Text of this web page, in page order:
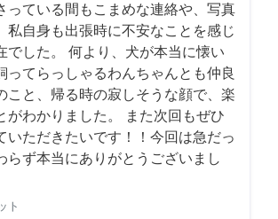
っている間もこまめな連絡や、写真
私自身も出張時に不安なことを感じ
でした。 何より、犬が本当に懐い
ってらっしゃるわんちゃんとも仲良
こと、帰る時の寂しそうな顔で、楽
がわかりました。 また次回もぜひ
いただきたいです！！今回は急だっ
らず本当にありがとうございまし
ト